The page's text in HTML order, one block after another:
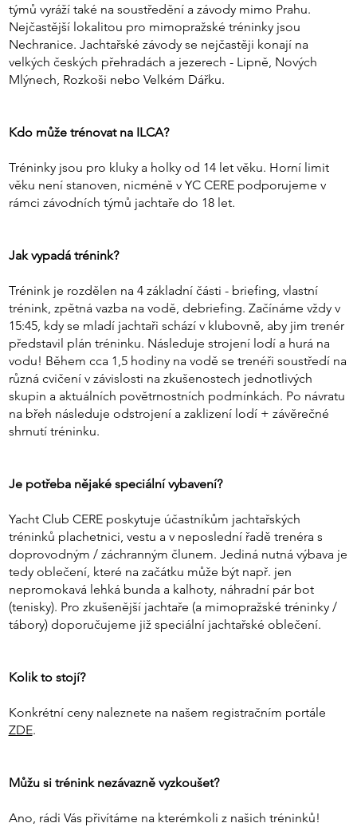
týmů vyráží také na soustředění a závody mimo Prahu.
Nejčastější lokalitou pro mimopražské tréninky jsou
Nechranice. Jachtařské závody se nejčastěji konají na
velkých českých přehradách a jezerech - Lipně, Nových
Mlýnech, Rozkoši nebo Velkém Dářku.
Kdo může trénovat na ILCA?
Tréninky jsou pro kluky a holky od 14 let věku. Horní limit
věku není stanoven, nicméně v YC CERE podporujeme v
rámci závodních týmů jachtaře do 18 let.
Jak vypadá trénink?
Trénink je rozdělen na 4 základní části - briefing, vlastní
trénink, zpětná vazba na vodě, debriefing. Začínáme vždy v
15:45, kdy se mladí jachtaři schází v klubovně, aby jim trenér
představil plán tréninku. Následuje strojení lodí a hurá na
vodu! Během cca 1,5 hodiny na vodě se trenéři soustředí na
různá cvičení v závislosti na zkušenostech jednotlivých
skupin a aktuálních povětrnostních podmínkách. Po návratu
na břeh následuje odstrojení a zaklizení lodí + závěrečné
shrnutí tréninku.
Je potřeba nějaké speciální vybavení?
Yacht Club CERE poskytuje účastníkům jachtařských
tréninků plachetnici, vestu a v neposlední řadě trenéra s
doprovodným / záchranným člunem. Jediná nutná výbava je
tedy oblečení, které na začátku může být např. jen
nepromokavá lehká bunda a kalhoty, náhradní pár bot
(tenisky). Pro zkušenější jachtaře (a mimopražské tréninky /
tábory) doporučujeme již speciální jachtařské oblečení.
Kolik to stojí?
Konkrétní ceny naleznete na našem registračním portále
ZDE.
Můžu si trénink nezávazně vyzkoušet?
Ano, rádi Vás přivítáme na kterémkoli z našich tréninků!